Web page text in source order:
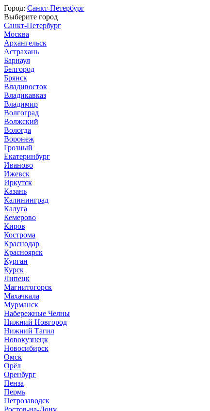
Город: Санкт-Петербург
Выберите город
Санкт-Петербург
Москва
Архангельск
Астрахань
Барнаул
Белгород
Брянск
Владивосток
Владикавказ
Владимир
Волгоград
Волжский
Вологда
Воронеж
Грозный
Екатеринбург
Иваново
Ижевск
Иркутск
Казань
Калининград
Калуга
Кемерово
Киров
Кострома
Краснодар
Красноярск
Курган
Курск
Липецк
Магнитогорск
Махачкала
Мурманск
Набережные Челны
Нижний Новгород
Нижний Тагил
Новокузнецк
Новосибирск
Омск
Орёл
Оренбург
Пенза
Пермь
Петрозаводск
Ростов-на-Дону